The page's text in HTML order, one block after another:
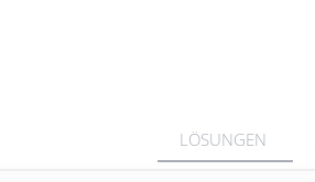
LÖSUNGEN